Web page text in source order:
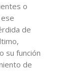
o
de
su función
de